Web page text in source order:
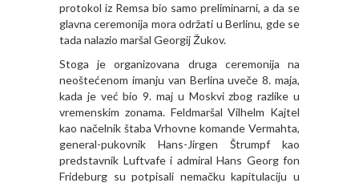
protokol iz Remsa bio samo preliminarni, a da se
glavna ceremonija mora održati u Berlinu, gde se
tada nalazio maršal Georgij Žukov.
Stoga je organizovana druga ceremonija na
neoštećenom imanju van Berlina uveče 8. maja,
kada je već bio 9. maj u Moskvi zbog razlike u
vremenskim zonama. Feldmaršal Vilhelm Kajtel
kao načelnik štaba Vrhovne komande Vermahta,
general-pukovnik Hans-Jirgen Štrumpf kao
predstavnik Luftvafe i admiral Hans Georg fon
Frideburg su potpisali nemačku kapitulaciju u